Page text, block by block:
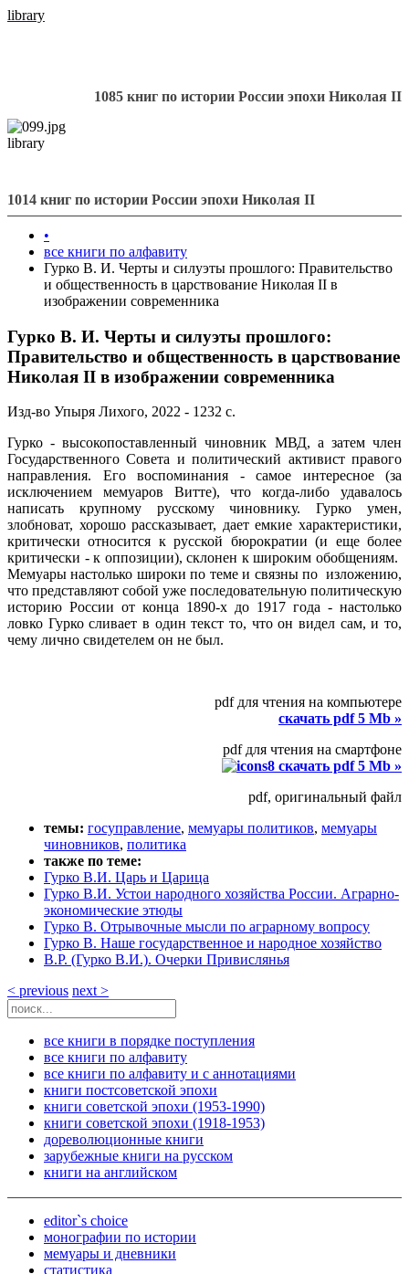
library
1085 книг по истории России эпохи Николая II
library
1014 книг по истории России эпохи Николая II
•
все книги по алфавиту
Гурко В. И. Черты и силуэты прошлого: Правительство
и общественность в царствование Николая II в
изображении современника
Гурко В. И. Черты и силуэты прошлого:
Правительство и общественность в царствование
Николая II в изображении современника
Изд-во Упыря Лихого, 2022 - 1232 с.
Гурко - высокопоставленный чиновник МВД, а затем член
Государственного Совета и политический активист правого
направления. Его воспоминания - самое интересное (за
исключением мемуаров Витте), что когда-либо удавалось
написать крупному русскому чиновнику. Гурко умен,
злобноват, хорошо рассказывает, дает емкие характеристики,
критически относится к русской бюрократии (и еще более
критически - к оппозиции), склонен к широким обобщениям.
Мемуары настолько широки по теме и связны по изложению,
что представляют собой уже последовательную политическую
историю России от конца 1890-х до 1917 года - настолько
ловко Гурко сливает в один текст то, что он видел сам, и то,
чему лично свидетелем он не был.
pdf для чтения на компьютере
скачать pdf 5 Mb »
pdf для чтения на смартфоне
скачать pdf 5 Mb »
pdf, оригинальный файл
темы: госуправление, мемуары политиков, мемуары
чиновников, политика
также по теме:
Гурко В.И. Царь и Царица
Гурко В.И. Устои народного хозяйства России. Аграрно-
экономические этюды
Гурко В. Отрывочные мысли по аграрному вопросу
Гурко В. Наше государственное и народное хозяйство
В.Р. (Гурко В.И.). Очерки Привислянья
< previous next >
все книги в порядке поступления
все книги по алфавиту
все книги по алфавиту и с аннотациями
книги постсоветской эпохи
книги советской эпохи (1953-1990)
книги советской эпохи (1918-1953)
дореволюционные книги
зарубежные книги на русском
книги на английском
editor`s choice
монографии по истории
мемуары и дневники
статистика